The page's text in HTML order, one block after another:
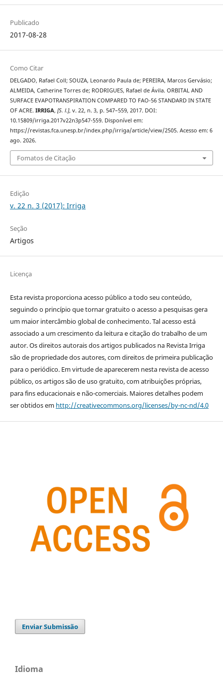
Publicado
2017-08-28
Como Citar
DELGADO, Rafael Coll; SOUZA, Leonardo Paula de; PEREIRA, Marcos Gervásio;
ALMEIDA, Catherine Torres de; RODRIGUES, Rafael de Ávila. ORBITAL AND
SURFACE EVAPOTRANSPIRATION COMPARED TO FAO-56 STANDARD IN STATE
OF ACRE. IRRIGA, [S. l.], v. 22, n. 3, p. 547–559, 2017. DOI:
10.15809/irriga.2017v22n3p547-559. Disponível em:
https://revistas.fca.unesp.br/index.php/irriga/article/view/2505. Acesso em: 6
ago. 2026.
Fomatos de Citação
Edição
v. 22 n. 3 (2017): Irriga
Seção
Artigos
Licença
Esta revista proporciona acesso público a todo seu conteúdo,
seguindo o princípio que tornar gratuito o acesso a pesquisas gera
um maior intercâmbio global de conhecimento. Tal acesso está
associado a um crescimento da leitura e citação do trabalho de um
autor. Os direitos autorais dos artigos publicados na Revista Irriga
são de propriedade dos autores, com direitos de primeira publicação
para o periódico. Em virtude de aparecerem nesta revista de acesso
público, os artigos são de uso gratuito, com atribuições próprias,
para fins educacionais e não-comerciais. Maiores detalhes podem
ser obtidos em http://creativecommons.org/licenses/by-nc-nd/4.0
Enviar Submissão
Idioma